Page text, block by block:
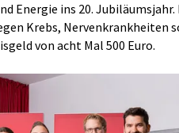
Energie ins 20.
Krebs, Nervenkrankheiten
von acht Mal 500 Euro.